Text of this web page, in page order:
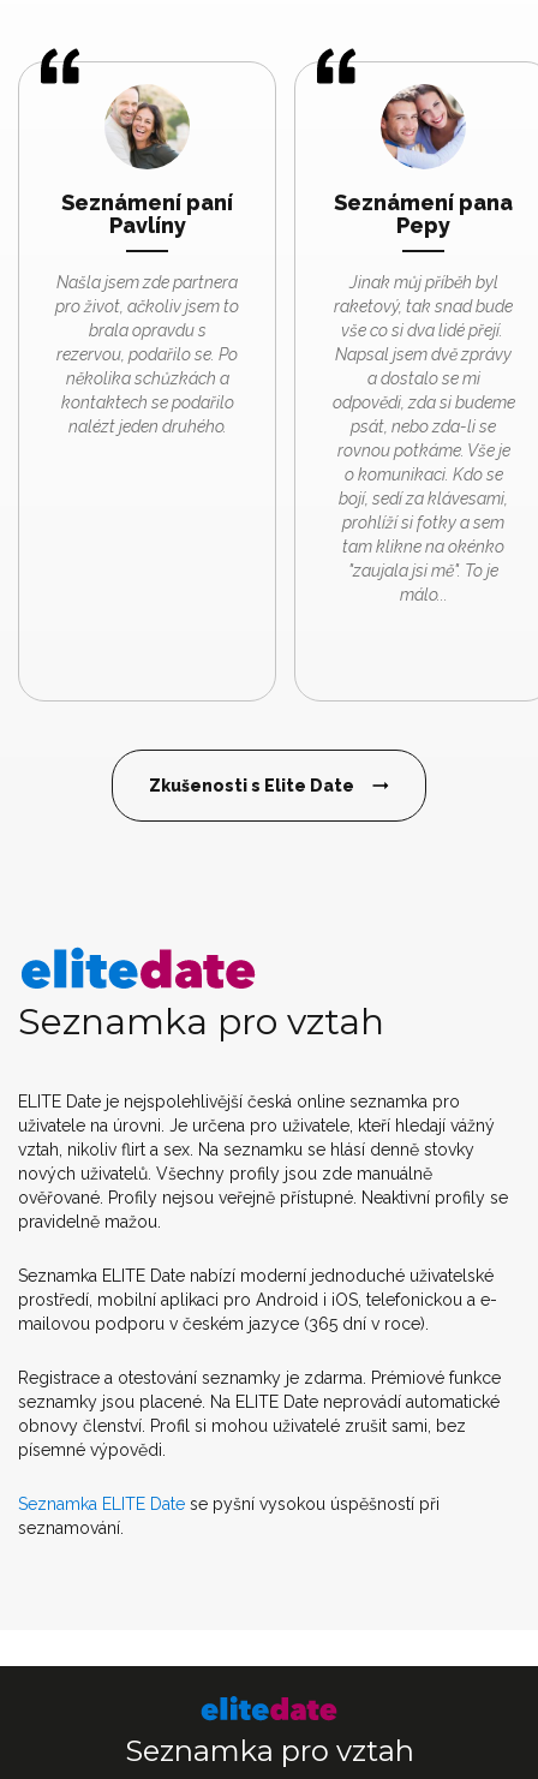
Seznámení paní
Pavlíny
Našla jsem zde partnera
pro život, ačkoliv jsem to
brala opravdu s
rezervou, podařilo se. Po
několika schůzkách a
kontaktech se podařilo
nalézt jeden druhého.
Seznámení pana
Pepy
Jinak můj příběh byl
raketový, tak snad bude
vše co si dva lidé přejí.
Napsal jsem dvě zprávy
a dostalo se mi
odpovědi, zda si budeme
psát, nebo zda-li se
rovnou potkáme. Vše je
o komunikaci. Kdo se
bojí, sedí za klávesami,
prohlíží si fotky a sem
tam klikne na okénko
"zaujala jsi mě". To je
málo...
Zkušenosti s Elite Date
Seznamka pro vztah
ELITE Date je nejspolehlivější česká online seznamka pro
uživatele na úrovni. Je určena pro uživatele, kteří hledají vážný
vztah, nikoliv flirt a sex. Na seznamku se hlásí denně stovky
nových uživatelů. Všechny profily jsou zde manuálně
ověřované. Profily nejsou veřejně přístupné. Neaktivní profily se
pravidelně mažou.
Seznamka ELITE Date nabízí moderní jednoduché uživatelské
prostředí, mobilní aplikaci pro Android i iOS, telefonickou a e-
mailovou podporu v českém jazyce (365 dní v roce).
Registrace a otestování seznamky je zdarma. Prémiové funkce
seznamky jsou placené. Na ELITE Date neprovádí automatické
obnovy členství. Profil si mohou uživatelé zrušit sami, bez
písemné výpovědi.
Seznamka ELITE Date se pyšní vysokou úspěšností při
seznamování.
Seznamka pro vztah